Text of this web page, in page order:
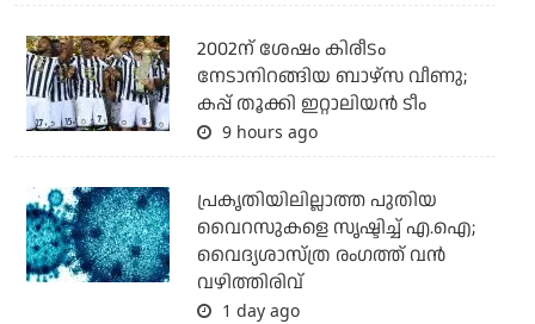
2002ന് ശേഷം കിരീടം
നേടാനിറങ്ങിയ ബാഴ്സ വീണു;
കപ്പ് തൂക്കി ഇറ്റാലിയൻ ടീം
9 hours ago
പ്രകൃതിയിലില്ലാത്ത പുതിയ
വൈറസുകളെ സൃഷ്ടിച്ച് എ.ഐ;
വൈദ്യശാസ്ത്ര രംഗത്ത് വന്‍
വഴിത്തിരിവ്
1 day ago